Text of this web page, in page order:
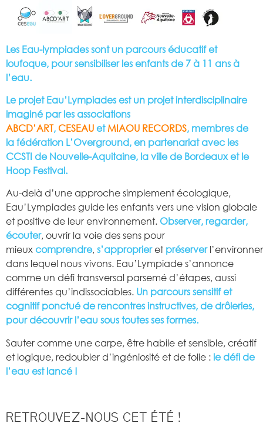
Les Eau-lympiades sont un parcours éducatif et
loufoque, pour sensibiliser les enfants de 7 à 11 ans à
l’eau.
Le projet Eau’Lympiades est un projet interdisciplinaire
imaginé par les associations
ABCD’ART, CESEAU etMIAOU RECORDS, membres de
la fédération L’Overground, en partenariat avec les
CCSTI de Nouvelle-Aquitaine, la ville de Bordeaux et le
Hoop Festival.
Au-delà d’une approche simplement écologique,
Eau’Lympiades guide les enfants vers une vision globale
et positive de leur environnement. Observer, regarder,
écouter, ouvrir la voie des sens pour
mieux comprendre, s’approprieret préserver
dans lequel nous vivons. Eau’Lympiade s’annonce
comme un défi transversal parsemé d’étapes, aussi
différentes qu’indissociables. Un parcours sensitif et
cognitif ponctué de rencontres instructives, de drôleries,
pour découvrir l’eau sous toutes ses formes.
Sauter comme une carpe, être habile et sensible, créatif
et logique, redoubler d’ingéniosité et de folie : le défi de
l’eau est lancé !
RETROUVEZ-NOUS CET ÉTÉ !